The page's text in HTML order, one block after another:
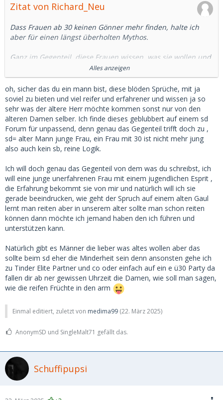
Zitat von Richard_Neu
Dass Frauen ab 30 keinen Gönner mehr finden, halte ich
aber für einen längst überholten Mythos.
Ganz im Gegenteil, diese Frauen wissen, was sie wollen und
sind nicht mehr so leicht zu beeindrucken wie naive 20-
Jährige. In der Regel ist ihr Finanzbedarf auch größer
(anderer Lebensstil) als bei einer Studentin.
Wenn der Herr dann 45 oder 50 oder gar darüber ist, ist der
Altersunterschied immer noch groß genug.
Eine 18-Jährige wird man ja nicht heiraten, und das weiß
hier doch auch jeder.
Da es heutzutage viele Möglichkeiten gibt, sich jung und fit
zu halten, sehe ich bei Frauen bis 40 keine großen Probleme
im Dating. Eigene Erfahrungen aus freier Wildbahn
bestätigen das.
Und selbst die 50 jährige ist doch für den 75-Jährigen noch
eine junge Maus. Nennt man dann MILF.
ist das wirklich euer letztes Argument?
Alles anzeigen
oh, sicher das du ein mann bist, diese blöden Sprüche, mit ja
soviel zu bieten und viel reifer und erfahrener und wissen ja so
sehr was der ältere Herr möchte kommen sonst nur von den
älteren Damen selber. Ich finde dieses geblubbert auf einem sd
Forum für unpassend, denn genau das Gegenteil trifft doch zu ,
sd= alter Mann junge Frau, ein Frau mit 30 ist nicht mehr jung
also auch kein sb, reine Logik.
Ich will doch genau das Gegenteil von dem was du schreibst, ich
will eine junge unerfahrenen Frau mit einem jugendlichen Esprit ,
die Erfahrung bekommt sie von mir und natürlich will ich sie
gerade beeindrucken, wie geht der Spruch auf einem alten Gaul
lernt man reiten aber in unserem alter sollte man schon reiten
können dann möchte ich jemand haben den ich führen und
unterstützen kann.
Natürlich gibt es Männer die lieber was altes wollen aber das
sollte beim sd eher die Minderheit sein denn ansonsten gehe ich
zu Tinder Elite Partner und co oder einfach auf ein e ü30 Party da
fallen dir ab ner gewissen Uhrzeit die Damen, wie soll man sagen,
wie die reifen Früchte in den arm
Einmal editiert, zuletzt von medima99 (22. März 2025)
AnonymSD und SingleMalt71 gefällt das.
Schuffipupsi